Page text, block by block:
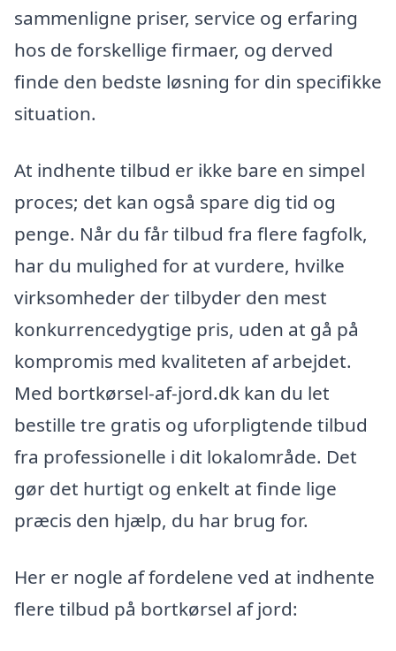
sammenligne priser, service og erfaring
hos de forskellige firmaer, og derved
finde den bedste løsning for din specifikke
situation.
At indhente tilbud er ikke bare en simpel
proces; det kan også spare dig tid og
penge. Når du får tilbud fra flere fagfolk,
har du mulighed for at vurdere, hvilke
virksomheder der tilbyder den mest
konkurrencedygtige pris, uden at gå på
kompromis med kvaliteten af arbejdet.
Med bortkørsel-af-jord.dk kan du let
bestille tre gratis og uforpligtende tilbud
fra professionelle i dit lokalområde. Det
gør det hurtigt og enkelt at finde lige
præcis den hjælp, du har brug for.
Her er nogle af fordelene ved at indhente
flere tilbud på bortkørsel af jord: